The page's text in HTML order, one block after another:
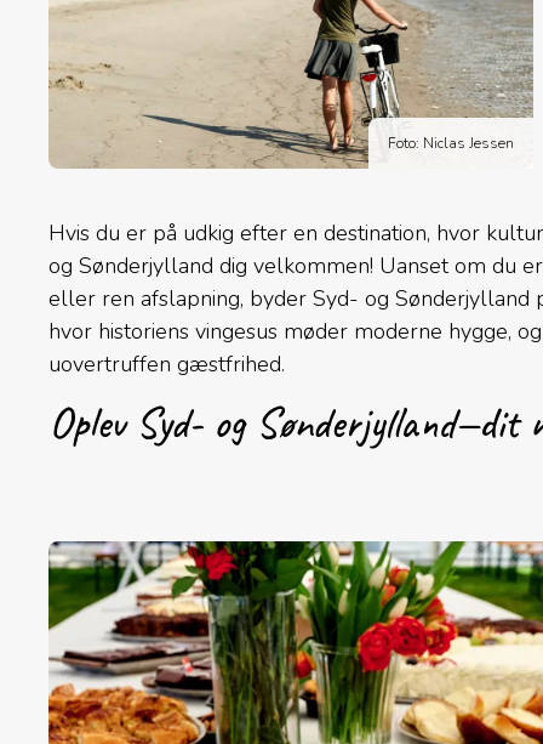
Foto: Niclas Jessen
Hvis du er på udkig efter en destination, hvor
og Sønderjylland dig velkommen! Uanset om du
eller ren afslapning, byder Syd- og Sønderjylland
hvor historiens vingesus møder moderne hygge,
uovertruffen gæstfrihed.
Oplev Syd- og